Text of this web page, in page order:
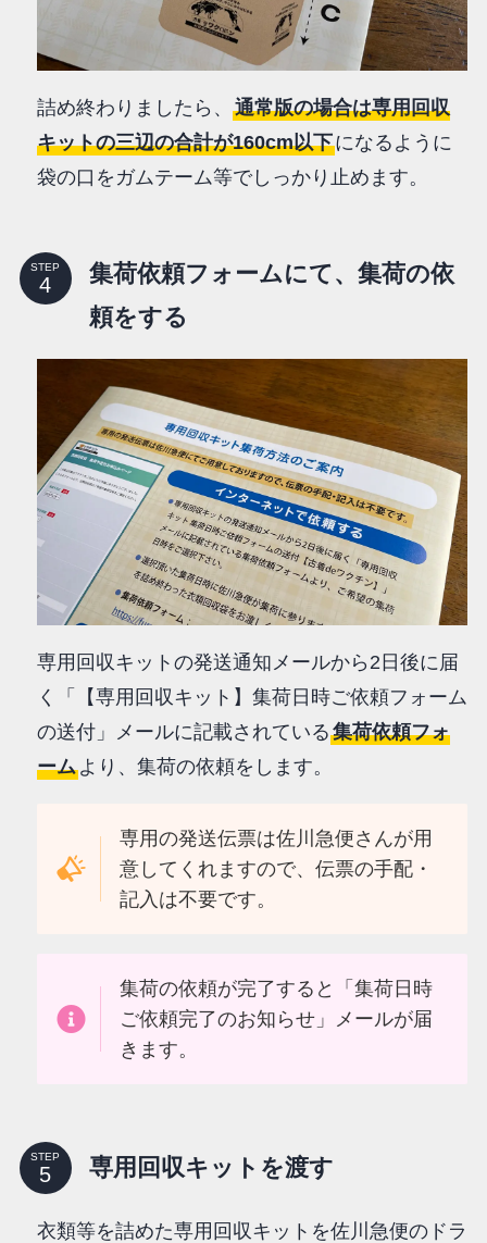
詰め終わりましたら、 通常版の場合は専用回収
キットの三辺の合計が160cm以下になるように
袋の口をガムテーム等でしっかり止めます。
STEP
集荷依頼フォームにて、集荷の依
頼をする
専用回収キットの発送通知メールから2日後に届
く「【専用回収キット】集荷日時ご依頼フォーム
の送付」メールに記載されている集荷依頼フォ
ームより、集荷の依頼をします。
専用の発送伝票は佐川急便さんが用
意してくれますので、伝票の手配・
記入は不要です。
集荷の依頼が完了すると「集荷日時
ご依頼完了のお知らせ」メールが届
きます。
STEP 専用回収キットを渡す
衣類等を詰めた専用回収キットを佐川急便のドラ